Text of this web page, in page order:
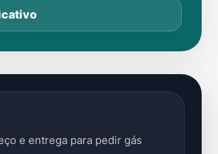
e entrega para pedir gás